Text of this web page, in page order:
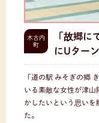
木古内
町
「故郷に
にUター
「道の駅 みそぎの郷
いる素敵な女性が津山
かしたいという思いを
た。